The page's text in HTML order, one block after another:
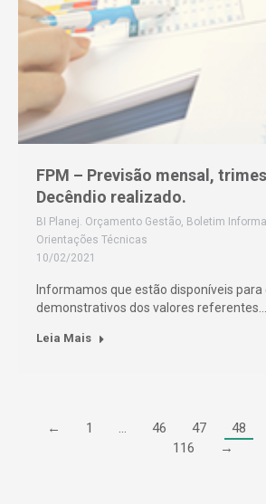
FPM – Previsão mensal,
Decêndio realizado.
BI Planej. Orçamento Gestão, Boletim
Orientações Técnicas
10/02/2021
Informamos que estão disponíveis para
demonstrativos dos valores referentes…
Leia Mais
← 1 … 46 47 48
116
→